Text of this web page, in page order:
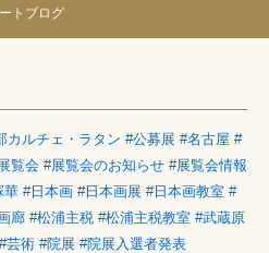
トブログ
カルチェ・ラタン #公募展 #名古屋 #
覧会 #展覧会のお知らせ #展覧会情報
華 #日本画 #日本画展 #日本画教室 #
廊 #松浦主税 #松浦主税教室 #武蔵原
#芸術 #院展 #院展入選者発表